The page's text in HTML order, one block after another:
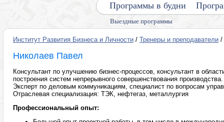
Выездные программы
Программы в будни
Институт Развития Бизнеса и Личности / Тренеры и преподаватели /
Николаев Павел
Консультант по улучшению бизнес-процессов, консультант в
построения систем непрерывного совершенствования производства.
Эксперт по деловым коммуникациям, специалист по вопросам
Отраслевая специализация: ТЭК, нефтегаз, металлургия
Профессиональный опыт: